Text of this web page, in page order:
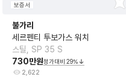
보증서
불가리
세르펜티 투보가스 워치
스틸, SP 35 S
730만원정가대비 29%
2,622